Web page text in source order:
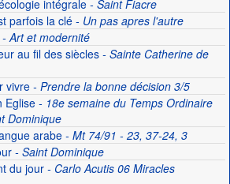
intégrale- Saint Fiacre
parfois la clé- Un pas apres l'autre
- Art et modernité
au fil des siècles- Sainte Catherine de
vivre- Prendre la bonne décision 3/5
Eglise- 18e semaine du Temps Ordinaire
Dominique
arabe- Mt 74/91 - 23, 37-24, 3
- Saint Dominique
du jour- Carlo Acutis 06 Miracles